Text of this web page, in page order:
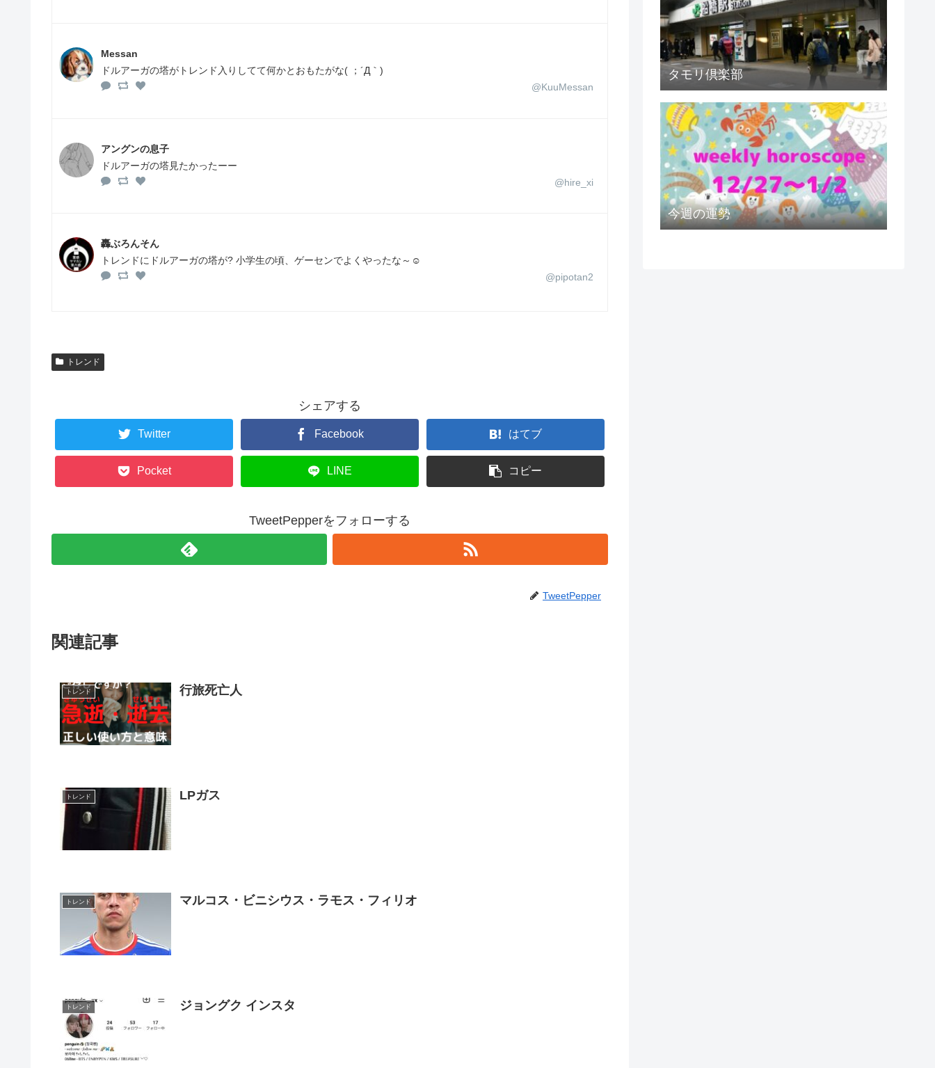
Messan
ドルアーガの塔がトレンド入りしてて何かとおもたがな( ；´Д｀)
@KuuMessan
アングンの息子
ドルアーガの塔見たかったーー
@hire_xi
轟ぶろんそん
トレンドにドルアーガの塔が? 小学生の頃、ゲーセンでよくやったな～☺️
@pipotan2
トレンド
シェアする
Twitter Facebook はてブ
Pocket LINE コピー
TweetPepperをフォローする
TweetPepper
関連記事
トレンド 行旅死亡人
トレンド LPガス
トレンド マルコス・ビニシウス・ラモス・フィリオ
トレンド ジョングク インスタ
タモリ倶楽部
今週の運勢